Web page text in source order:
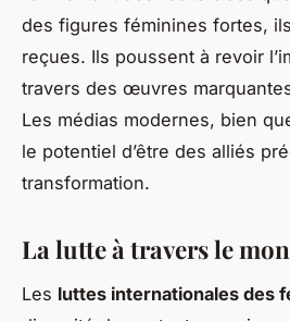
des figures féminines fortes,
reçues. Ils poussent à revoir
travers des œuvres
Les médias modernes, bien
le potentiel d’être des alliés
transformation.
La lutte à travers le
Les luttes internationales des